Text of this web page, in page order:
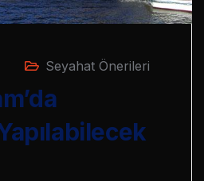
Seyahat Önerileri